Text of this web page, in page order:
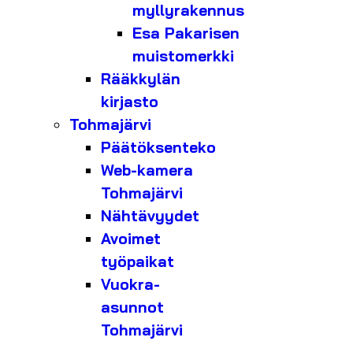
myllyrakennus
Esa Pakarisen
muistomerkki
Rääkkylän
kirjasto
Tohmajärvi
Päätöksenteko
Web-kamera
Tohmajärvi
Nähtävyydet
Avoimet
työpaikat
Vuokra-
asunnot
Tohmajärvi